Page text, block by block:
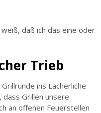
daß ich das eine oder
Trieb
ins Lächerliche
Grillen unsere
an offenen Feuerstellen